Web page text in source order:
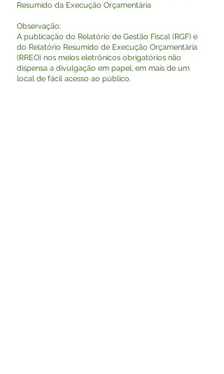
Resumido da Execução Orçamentária
Observação:
A publicação do Relatório de Gestão Fiscal (RGF) e
do Relatório Resumido de Execução Orçamentária
(RREO) nos meios eletrônicos obrigatórios não
dispensa a divulgação em papel, em mais de um
local de fácil acesso ao público.